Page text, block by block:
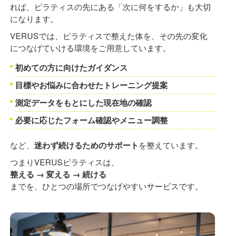
れば、ピラティスの先にある「次に何をするか」も大切
になります。
VERUSでは、ピラティスで整えた体を、その先の変化
につなげていける環境をご用意しています。
初めての方に向けたガイダンス
目標やお悩みに合わせたトレーニング提案
測定データをもとにした現在地の確認
必要に応じたフォーム確認やメニュー調整
など、 迷わず続けるためのサポート を整えています。
つまりVERUSピラティスは、
整える → 変える → 続ける
までを、ひとつの場所でつなげやすいサービスです。